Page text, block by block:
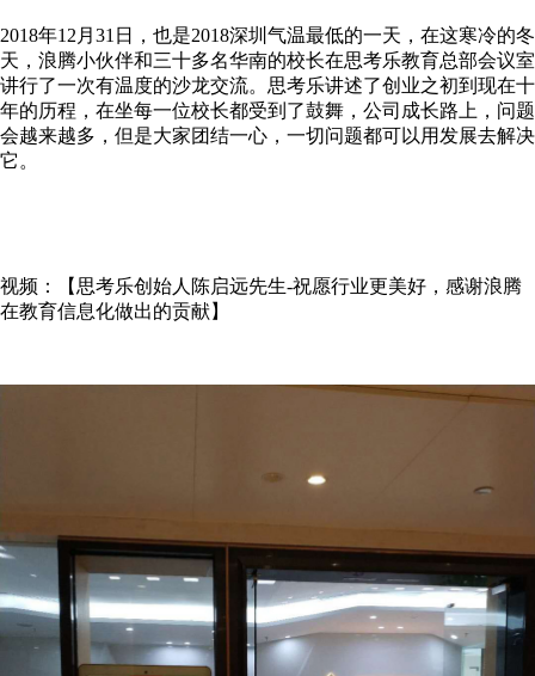
2018年12月31日，也是2018深圳气温最低的一天，在这寒冷的冬
天，浪腾小伙伴和三十多名华南的校长在思考乐教育总部会议室
讲行了一次有温度的沙龙交流。思考乐讲述了创业之初到现在十
年的历程，在坐每一位校长都受到了鼓舞，公司成长路上，问题
会越来越多，但是大家团结一心，一切问题都可以用发展去解决
它。
视频：【思考乐创始人陈启远先生-祝愿行业更美好，感谢浪腾
在教育信息化做出的贡献】